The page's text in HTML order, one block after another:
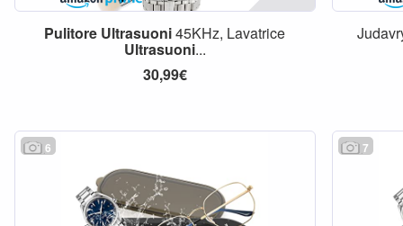
Pulitore Ultrasuoni45KHz, Lavatrice
Ultrasuoni...
30,99€
6 7